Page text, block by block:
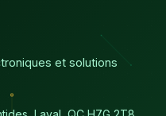
et solutions